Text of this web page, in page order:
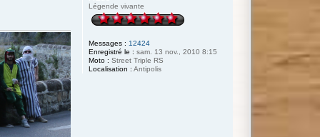
Légende vivante
Messages : 12424
Enregistré le : sam. 13 nov., 2010 8:15
Moto : Street Triple RS
Localisation : Antipolis